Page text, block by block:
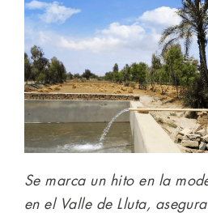
Se marca un hito en la
en el Valle de Lluta,